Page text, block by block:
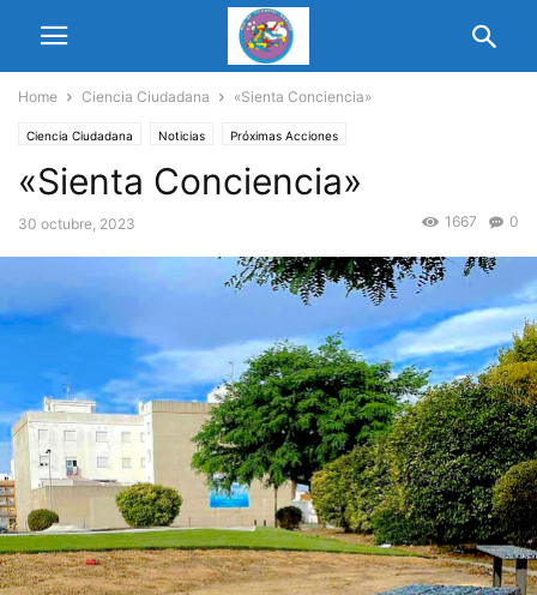
Home Ciencia Ciudadana «Sienta Conciencia»
Ciencia Ciudadana Noticias Próximas Acciones
«Sienta Conciencia»
30 octubre, 2023 0
1667